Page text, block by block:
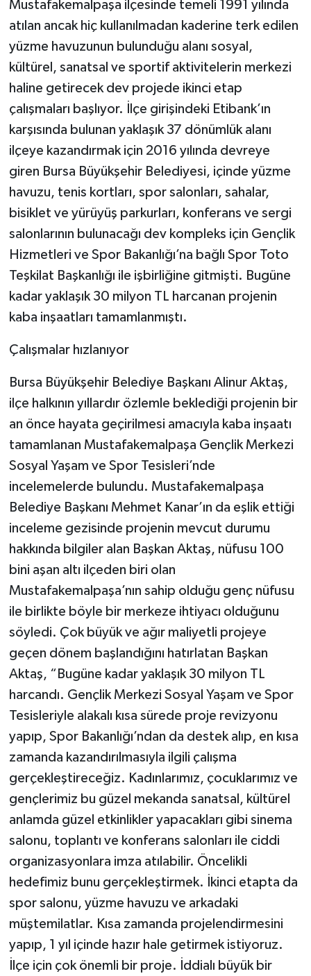
Mustafakemalpaşa ilçesinde temeli 1991 yılında
atılan ancak hiç kullanılmadan kaderine terk edilen
yüzme havuzunun bulunduğu alanı sosyal,
kültürel, sanatsal ve sportif aktivitelerin merkezi
haline getirecek dev projede ikinci etap
çalışmaları başlıyor. İlçe girişindeki Etibank’ın
karşısında bulunan yaklaşık 37 dönümlük alanı
ilçeye kazandırmak için 2016 yılında devreye
giren Bursa Büyükşehir Belediyesi, içinde yüzme
havuzu, tenis kortları, spor salonları, sahalar,
bisiklet ve yürüyüş parkurları, konferans ve sergi
salonlarının bulunacağı dev kompleks için Gençlik
Hizmetleri ve Spor Bakanlığı’na bağlı Spor Toto
Teşkilat Başkanlığı ile işbirliğine gitmişti. Bugüne
kadar yaklaşık 30 milyon TL harcanan projenin
kaba inşaatları tamamlanmıştı.
Çalışmalar hızlanıyor
Bursa Büyükşehir Belediye Başkanı Alinur Aktaş,
ilçe halkının yıllardır özlemle beklediği projenin bir
an önce hayata geçirilmesi amacıyla kaba inşaatı
tamamlanan Mustafakemalpaşa Gençlik Merkezi
Sosyal Yaşam ve Spor Tesisleri’nde
incelemelerde bulundu. Mustafakemalpaşa
Belediye Başkanı Mehmet Kanar’ın da eşlik ettiği
inceleme gezisinde projenin mevcut durumu
hakkında bilgiler alan Başkan Aktaş, nüfusu 100
bini aşan altı ilçeden biri olan
Mustafakemalpaşa’nın sahip olduğu genç nüfusu
ile birlikte böyle bir merkeze ihtiyacı olduğunu
söyledi. Çok büyük ve ağır maliyetli projeye
geçen dönem başlandığını hatırlatan Başkan
Aktaş, “Bugüne kadar yaklaşık 30 milyon TL
harcandı. Gençlik Merkezi Sosyal Yaşam ve Spor
Tesisleriyle alakalı kısa sürede proje revizyonu
yapıp, Spor Bakanlığı’ndan da destek alıp, en kısa
zamanda kazandırılmasıyla ilgili çalışma
gerçekleştireceğiz. Kadınlarımız, çocuklarımız ve
gençlerimiz bu güzel mekanda sanatsal, kültürel
anlamda güzel etkinlikler yapacakları gibi sinema
salonu, toplantı ve konferans salonları ile ciddi
organizasyonlara imza atılabilir. Öncelikli
hedefimiz bunu gerçekleştirmek. İkinci etapta da
spor salonu, yüzme havuzu ve arkadaki
müştemilatlar. Kısa zamanda projelendirmesini
yapıp, 1 yıl içinde hazır hale getirmek istiyoruz.
İlçe için çok önemli bir proje. İddialı büyük bir
Son Dakika
Spor
Teknoloji